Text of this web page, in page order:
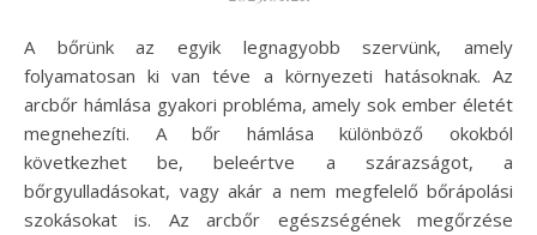
A bőrünk az egyik legnagyobb szervünk, amely
folyamatosan ki van téve a környezeti hatásoknak. Az
arcbőr hámlása gyakori probléma, amely sok ember életét
megnehezíti. A bőr hámlása különböző okokból
következhet be, beleértve a szárazságot, a
bőrgyulladásokat, vagy akár a nem megfelelő bőrápolási
szokásokat is. Az arcbőr egészségének megőrzése